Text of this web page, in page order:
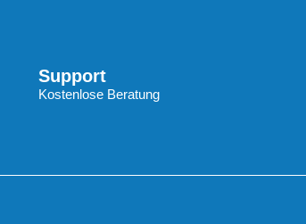
Support
Kostenlose Beratung